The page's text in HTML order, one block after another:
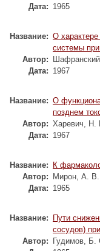
Дата: 1965
Название: О
системы
Автор:
Дата: 1967
Название: О
позднем
Автор: Харевич, Н.
Дата: 1967
Название:
К
Автор:
Мирон, А. В.
Дата: 1965
Название:
Пути
сосудов)
Автор:
Гудимов, Б.